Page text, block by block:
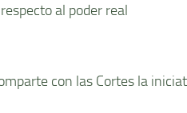
al poder real
con las Cortes la